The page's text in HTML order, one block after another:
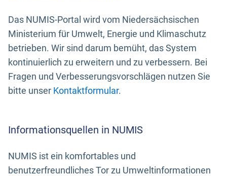
Das NUMIS-Portal wird vom Niedersächsischen
Ministerium für Umwelt, Energie und Klimaschutz
betrieben. Wir sind darum bemüht, das System
kontinuierlich zu erweitern und zu verbessern. Bei
Fragen und Verbesserungsvorschlägen nutzen Sie
bitte unser Kontaktformular.
Informationsquellen in NUMIS
NUMIS ist ein komfortables und
benutzerfreundliches Tor zu Umweltinformationen